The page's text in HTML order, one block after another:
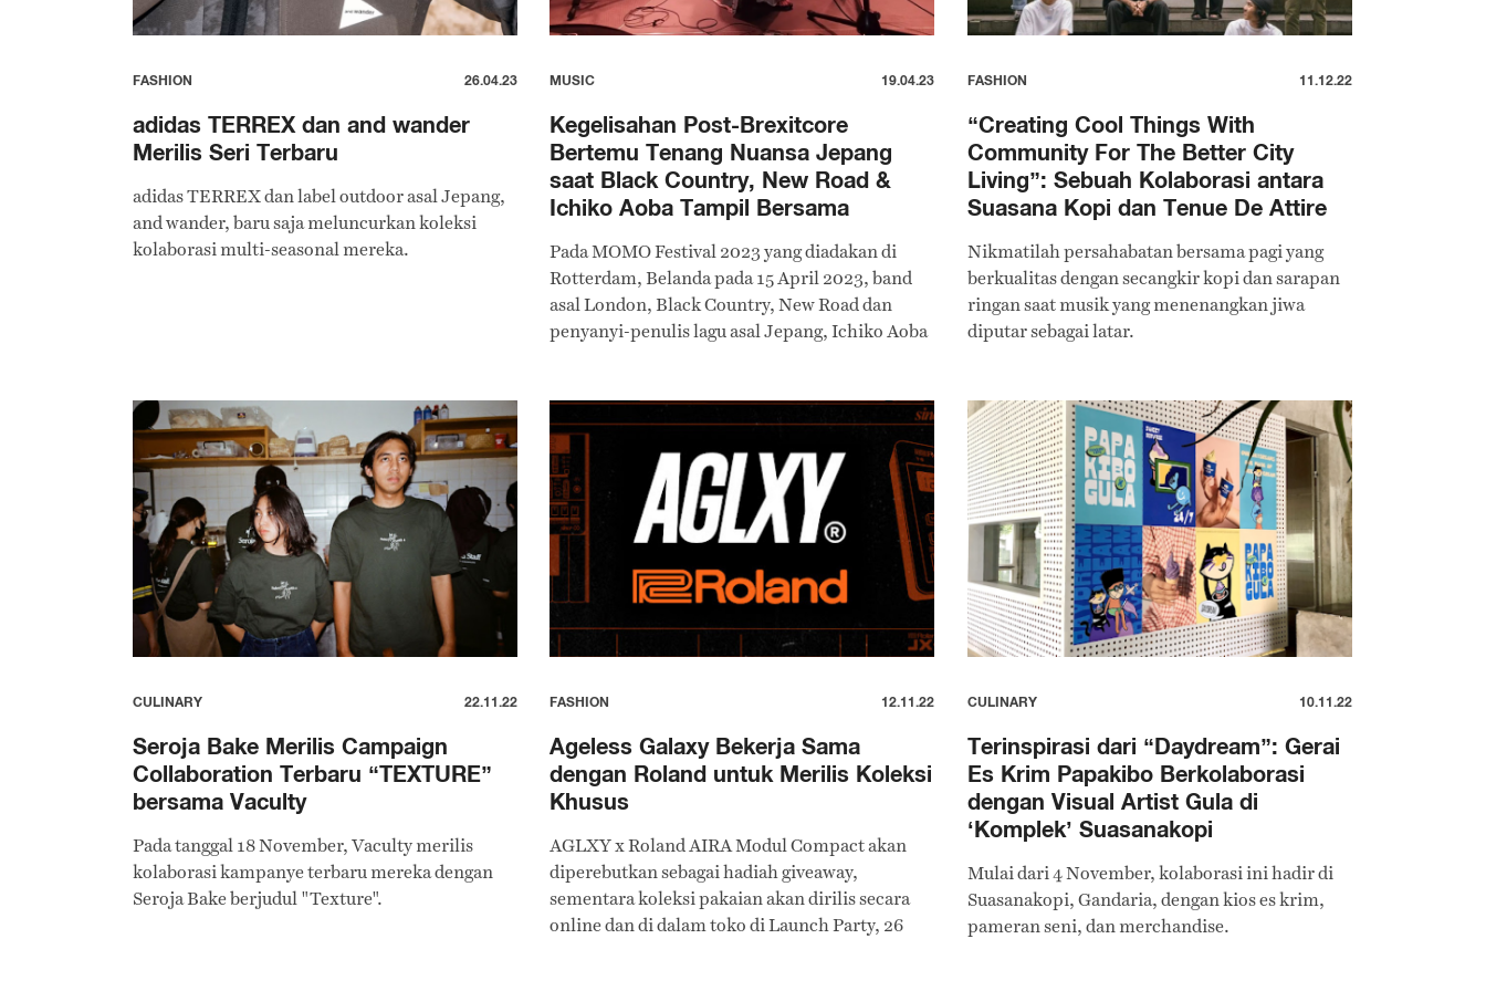
FASHION 26.04.23
adidas TERREX dan and wander
Merilis Seri Terbaru
adidas TERREX dan label outdoor asal Jepang,
and wander, baru saja meluncurkan koleksi
kolaborasi multi-seasonal mereka.
MUSIC 19.04.23
Kegelisahan Post-Brexitcore
Bertemu Tenang Nuansa Jepang
saat Black Country, New Road &
Ichiko Aoba Tampil Bersama
Pada MOMO Festival 2023 yang diadakan di
Rotterdam, Belanda pada 15 April 2023, band
asal London, Black Country, New Road dan
penyanyi-penulis lagu asal Jepang, Ichiko Aoba
FASHION 11.12.22
“Creating Cool Things With
Community For The Better City
Living”: Sebuah Kolaborasi antara
Suasana Kopi dan Tenue De Attire
Nikmatilah persahabatan bersama pagi yang
berkualitas dengan secangkir kopi dan sarapan
ringan saat musik yang menenangkan jiwa
diputar sebagai latar.
CULINARY 22.11.22
Seroja Bake Merilis Campaign
Collaboration Terbaru “TEXTURE”
bersama Vaculty
Pada tanggal 18 November, Vaculty merilis
kolaborasi kampanye terbaru mereka dengan
Seroja Bake berjudul "Texture".
FASHION 12.11.22
Ageless Galaxy Bekerja Sama
dengan Roland untuk Merilis Koleksi
Khusus
AGLXY x Roland AIRA Modul Compact akan
diperebutkan sebagai hadiah giveaway,
sementara koleksi pakaian akan dirilis secara
online dan di dalam toko di Launch Party, 26
CULINARY 10.11.22
Terinspirasi dari “Daydream”: Gerai
Es Krim Papakibo Berkolaborasi
dengan Visual Artist Gula di
‘Komplek’ Suasanakopi
Mulai dari 4 November, kolaborasi ini hadir di
Suasanakopi, Gandaria, dengan kios es krim,
pameran seni, dan merchandise.